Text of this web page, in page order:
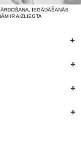
IEGĀDĀŠANĀS
IR AIZLIEGTA